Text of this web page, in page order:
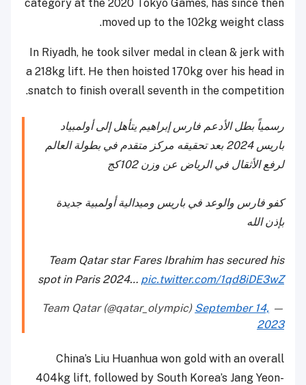
category at the 2020 Tokyo Games, has since then
moved up to the 102kg weight class.
In Riyadh, he took silver medal in clean & jerk with
a 218kg lift. He then hoisted 170kg over his head in
snatch to finish overall seventh in the competition.
رسمياً بطل الأدعم فارس إبراهيم يتأهل إلى أولمبياد
باريس 2024 بعد تحقيقه مركز متقدم في بطولة العالم
لرفع الأثقال في الرياض عن وزن 102كج
كفو فارس والوعد في باريس وميدالية أولمبية جديدة
بإذن الله
Team Qatar star Fares Ibrahim has secured his
spot in Paris 2024… pic.twitter.com/1qd8iDE3wZ
— Team Qatar (@qatar_olympic)
September 14,
2023
China’s Liu Huanhua won gold with an overall
404kg lift, followed by South Korea’s Jang Yeon-